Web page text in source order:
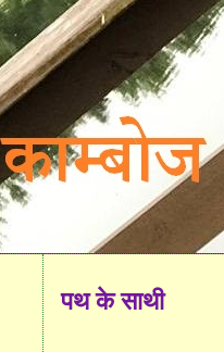
पथ के साथी